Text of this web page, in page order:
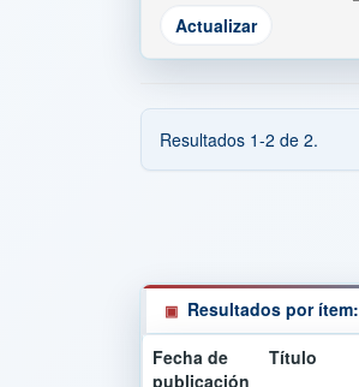
Resultados 1-2 de 2.
Resultados por ítem:
Fecha de
publicación
Título